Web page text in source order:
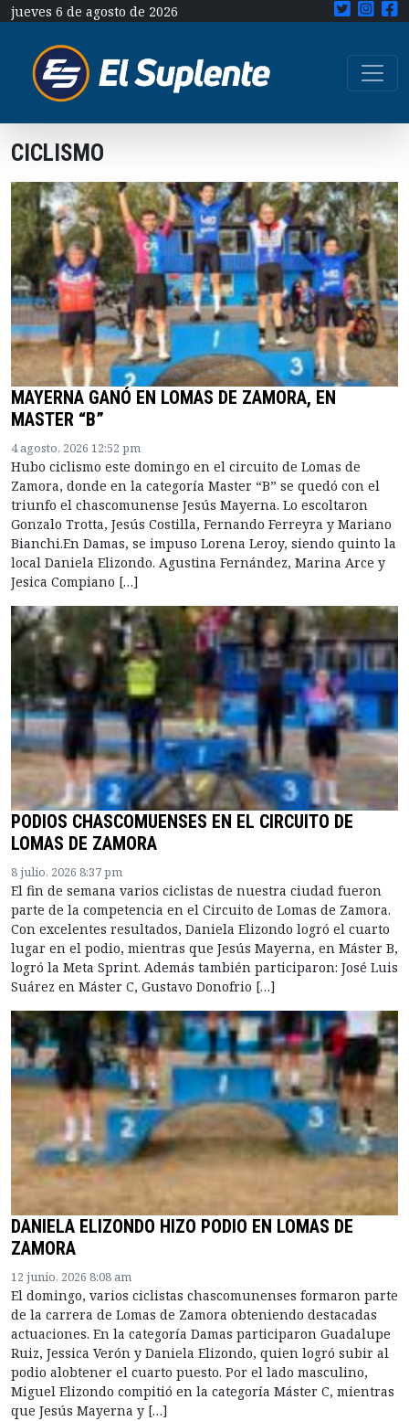
jueves 6 de agosto de 2026
CICLISMO
MAYERNA GANÓ EN LOMAS DE ZAMORA, EN
MASTER “B”
4 agosto, 2026 12:52 pm
Hubo ciclismo este domingo en el circuito de Lomas de
Zamora, donde en la categoría Master “B” se quedó con el
triunfo el chascomunense Jesús Mayerna. Lo escoltaron
Gonzalo Trotta, Jesús Costilla, Fernando Ferreyra y Mariano
Bianchi.En Damas, se impuso Lorena Leroy, siendo quinto la
local Daniela Elizondo. Agustina Fernández, Marina Arce y
Jesica Compiano […]
PODIOS CHASCOMUENSES EN EL CIRCUITO DE
LOMAS DE ZAMORA
8 julio, 2026 8:37 pm
El fin de semana varios ciclistas de nuestra ciudad fueron
parte de la competencia en el Circuito de Lomas de Zamora.
Con excelentes resultados, Daniela Elizondo logró el cuarto
lugar en el podio, mientras que Jesús Mayerna, en Máster B,
logró la Meta Sprint. Además también participaron: José Luis
Suárez en Máster C, Gustavo Donofrio […]
DANIELA ELIZONDO HIZO PODIO EN LOMAS DE
ZAMORA
12 junio, 2026 8:08 am
El domingo, varios ciclistas chascomunenses formaron parte
de la carrera de Lomas de Zamora obteniendo destacadas
actuaciones. En la categoría Damas participaron Guadalupe
Ruiz, Jessica Verón y Daniela Elizondo, quien logró subir al
podio alobtener el cuarto puesto. Por el lado masculino,
Miguel Elizondo compitió en la categoría Máster C, mientras
que Jesús Mayerna y […]